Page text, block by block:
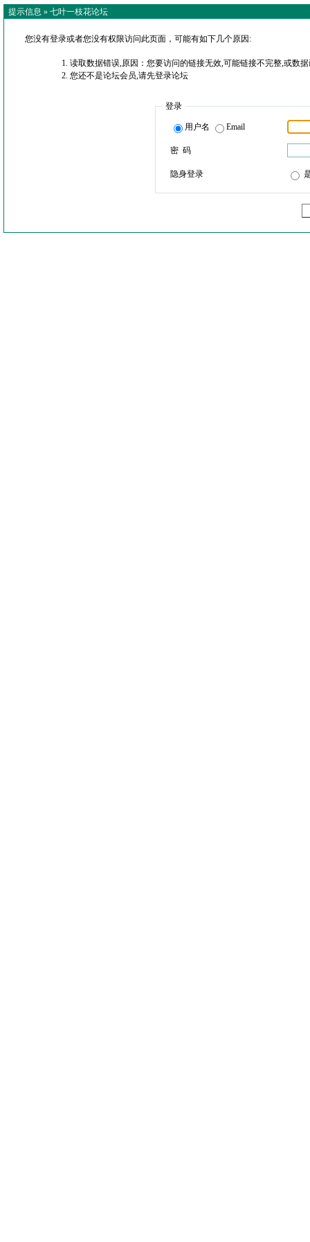
提示信息 » 七叶一枝花论坛
您没有登录或者您没有权限访问此页面，可能有如下几个原因:
读取数据错误,原因：您要访问的链接无效,可能链接不完整,或数
您还不是论坛会员,请先登录论坛
登录
用户名 Email
密 码
隐身登录